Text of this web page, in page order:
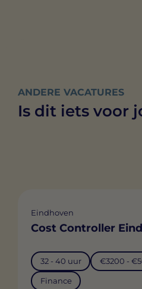
ANDERE VACATURES
Is dit iets voor
Eindhoven
Cost Controller
32 - 40 uur €3200 -
Finance